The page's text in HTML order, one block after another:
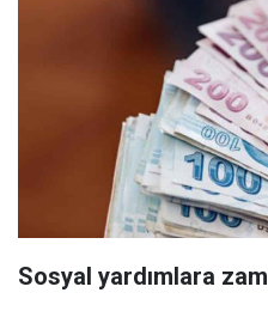
Sosyal yardımlara zam